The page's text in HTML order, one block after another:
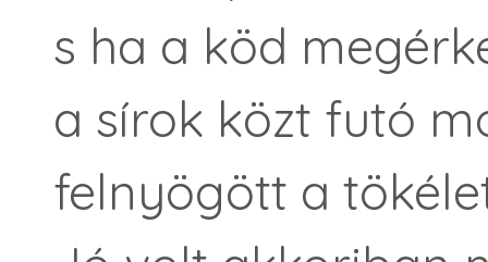
s ha a köd
a sírok közt futó
felnyögött a